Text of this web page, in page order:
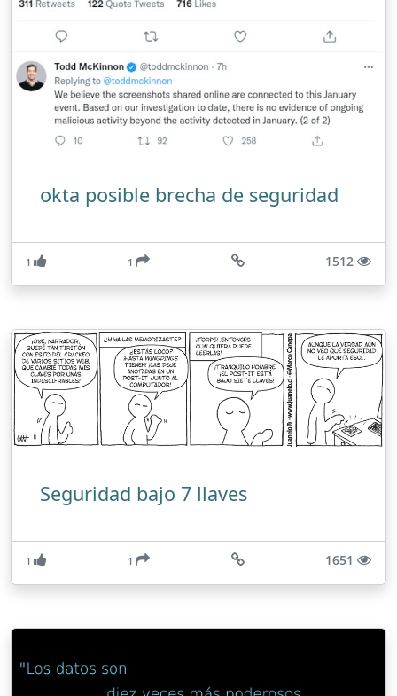
okta posible brecha de seguridad
1 1 1512
Seguridad bajo 7 llaves
1 1 1651